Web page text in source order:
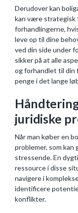
Derudover kan
kan være
forhandlingerne,
leve op til dine
ved din side under
sikker på at alle
og forhandlet til din
penge i det lange
juridiske
Når man køber en
problemer, som
stressende. En
ressource i disse
navigere i
identificere
konflikter.